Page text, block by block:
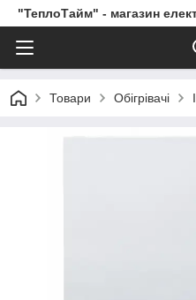
"ТеплоТайм" - магазин
Товари Обігрівачі